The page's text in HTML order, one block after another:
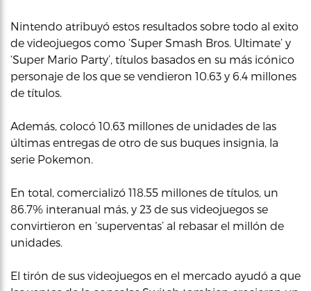
Nintendo atribuyó estos resultados sobre todo al exito
de videojuegos como ‘Super Smash Bros. Ultimate’ y
‘Super Mario Party’, títulos basados en su más icónico
personaje de los que se vendieron 10.63 y 6.4 millones
de títulos.
Además, colocó 10.63 millones de unidades de las
últimas entregas de otro de sus buques insignia, la
serie Pokemon.
En total, comercializó 118.55 millones de títulos, un
86.7% interanual más, y 23 de sus videojuegos se
convirtieron en ‘superventas’ al rebasar el millón de
unidades.
El tirón de sus videojuegos en el mercado ayudó a que